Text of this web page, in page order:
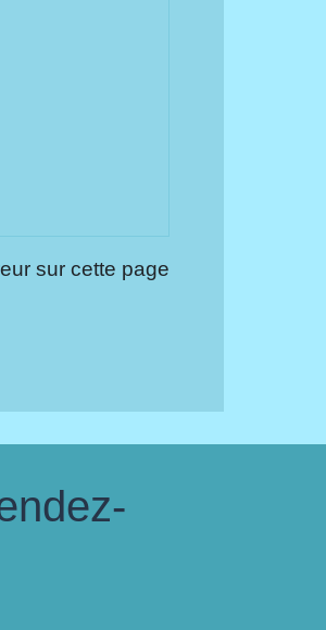
sur cette page